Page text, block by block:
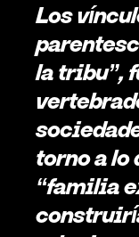
Los
la tribu”,
torno a lo
“familia